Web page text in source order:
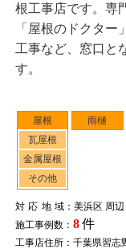
屋根
瓦屋根
金属屋根
その他
雨樋
対応地域：美浜区 周辺
施工事例数： 8件
工事店住所：千葉県習志
根工事店です。専
「屋根のドクタ
工事など、窓口と
す。